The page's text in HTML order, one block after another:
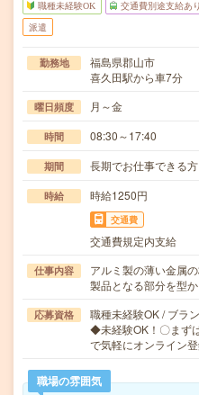
職種未経験OK 交通費別途支給あり
派遣
勤務地
福島県郡山市
喜久田駅から車7分
曜日頻度 月～金
時間 08:30～17:40
期間 長期でお仕事できる方
時給 時給1250円
交通費
交通費規定内支給
仕事内容
アルミ製の薄い金属
製品となる部分を型
応募資格
職種未経験OK / ブラ
◆未経験OK！〇まず
で気軽にオンライン
職場の雰囲気